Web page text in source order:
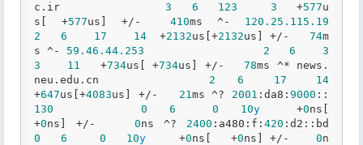
c .ir 3 6 123 3
   +
577u
s[ +577us] +/- 410ms ^- 120.25 .115 .19
2
6 17 14
  +
2132us[+2132us] +/- 74m
s ^- 59.46 .44 .253 2 6
3
3
11
   +
734us[ +734us] +/- 78ms ^* news .
neu .edu .cn 2 6 17
14
+647us[+4083us] +/- 21ms ^? 2001 :da8:9000 ::
130
0 6 0 10y
     +
0ns[
+0ns] +/- 0ns ^? 2400 :a480:f: 420
0
6 0 10y
     +
0ns[   +0ns] +/- 0n